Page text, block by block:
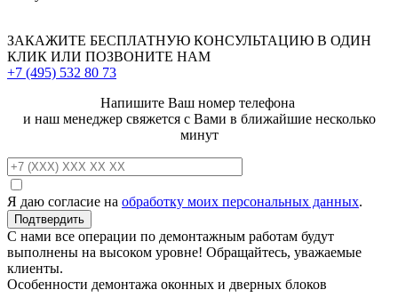
ЗАКАЖИТЕ БЕСПЛАТНУЮ КОНСУЛЬТАЦИЮ В ОДИН
КЛИК ИЛИ ПОЗВОНИТЕ НАМ
+7 (495) 532 80 73
Напишите Ваш номер телефона
и наш менеджер свяжется с Вами в ближайшие несколько
минут
Я даю согласие на обработку моих персональных данных.
С нами все операции по демонтажным работам будут
выполнены на высоком уровне! Обращайтесь, уважаемые
клиенты.
Особенности демонтажа оконных и дверных блоков